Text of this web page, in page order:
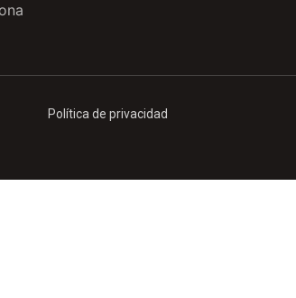
Política de privacidad